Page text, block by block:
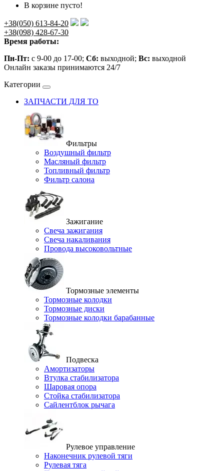
В корзине пусто!
+38(050) 613-84-20
+38(098) 428-67-30
Время работы:
Пн-Пт: с 9-00 до 17-00; Сб: выходной; Вс: выходной
Онлайн заказы принимаются 24/7
Категории
ЗАПЧАСТИ ДЛЯ ТО
Фильтры
Воздушный фильтр
Масляный фильтр
Топливный фильтр
Фильтр салона
Зажигание
Свеча зажигания
Свеча накаливания
Провода высоковольтные
Тормозные элементы
Тормозные колодки
Тормозные диски
Тормозные колодки барабанные
Подвеска
Амортизаторы
Втулка стабилизатора
Шаровая опора
Стойка стабилизатора
Сайлентблок рычага
Рулевое управление
Наконечник рулевой тяги
Рулевая тяга